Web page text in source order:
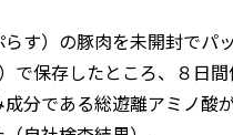
らす）の豚肉を未開封でパ
で保存したところ、８日
分である総遊離アミノ酸